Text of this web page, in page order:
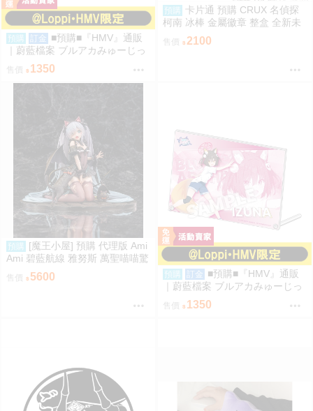
預購 訂金 ■預購■『HMV』通販
｜蔚藍檔案 ブルアカみゅーじっ
く♪3D LIVE『空崎陽奈&早瀨優
香&尾刃環奈&錠前沙織』壓克力
1350
預購
卡片通 預購 CRUX 名偵探
柯南 冰棒 金屬徽章 整盒 全新未
2100
預購
[魔王小屋] 預購 代理版 Ami
Ami 碧藍航線 雅努斯 萬聖喵喵驚
悚夜ver.
售價 5600 預購 訂金 ■預購■『HMV』通販
｜蔚藍檔案 ブルアカみゅーじっ
く♪3D LIVE『忍術研究部』壓克
力板。[0912]
售價 1350